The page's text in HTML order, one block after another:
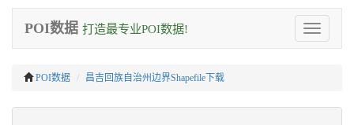
Toggle
navigation
POI数据 打造最专业POI数据!
POI数据 昌吉回族自治州边界Shapefile下载